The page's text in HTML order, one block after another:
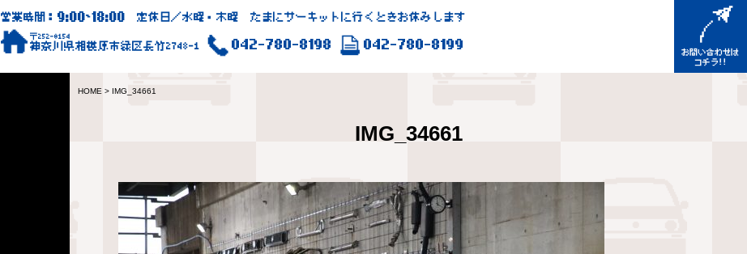
営業時間：9:00~18:00 定休日／水曜・木曜 たまにサーキットに行くときお休みします
〒252-0154
神奈川県相模原市緑区長竹2748-1 042-780-8198 042-780-8199
HOME > IMG_34661
IMG_34661